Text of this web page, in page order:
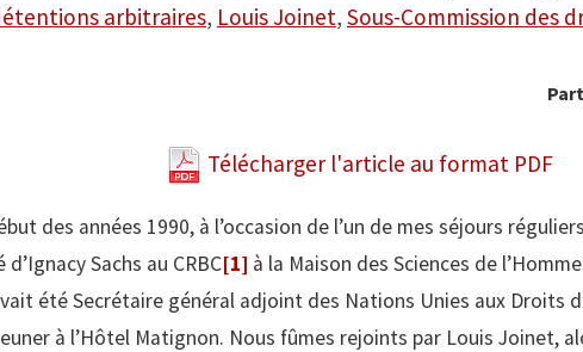
arbitraires, Louis Joinet, Sous-Commission des
Télécharger l'article au format PDF
des années 1990, à l’occasion de l’un de mes séjours
d’Ignacy Sachs au CRBC[1] à la Maison des Sciences de
été Secrétaire général adjoint des Nations Unies aux Droits
à l’Hôtel Matignon. Nous fûmes rejoints par Louis Joinet,